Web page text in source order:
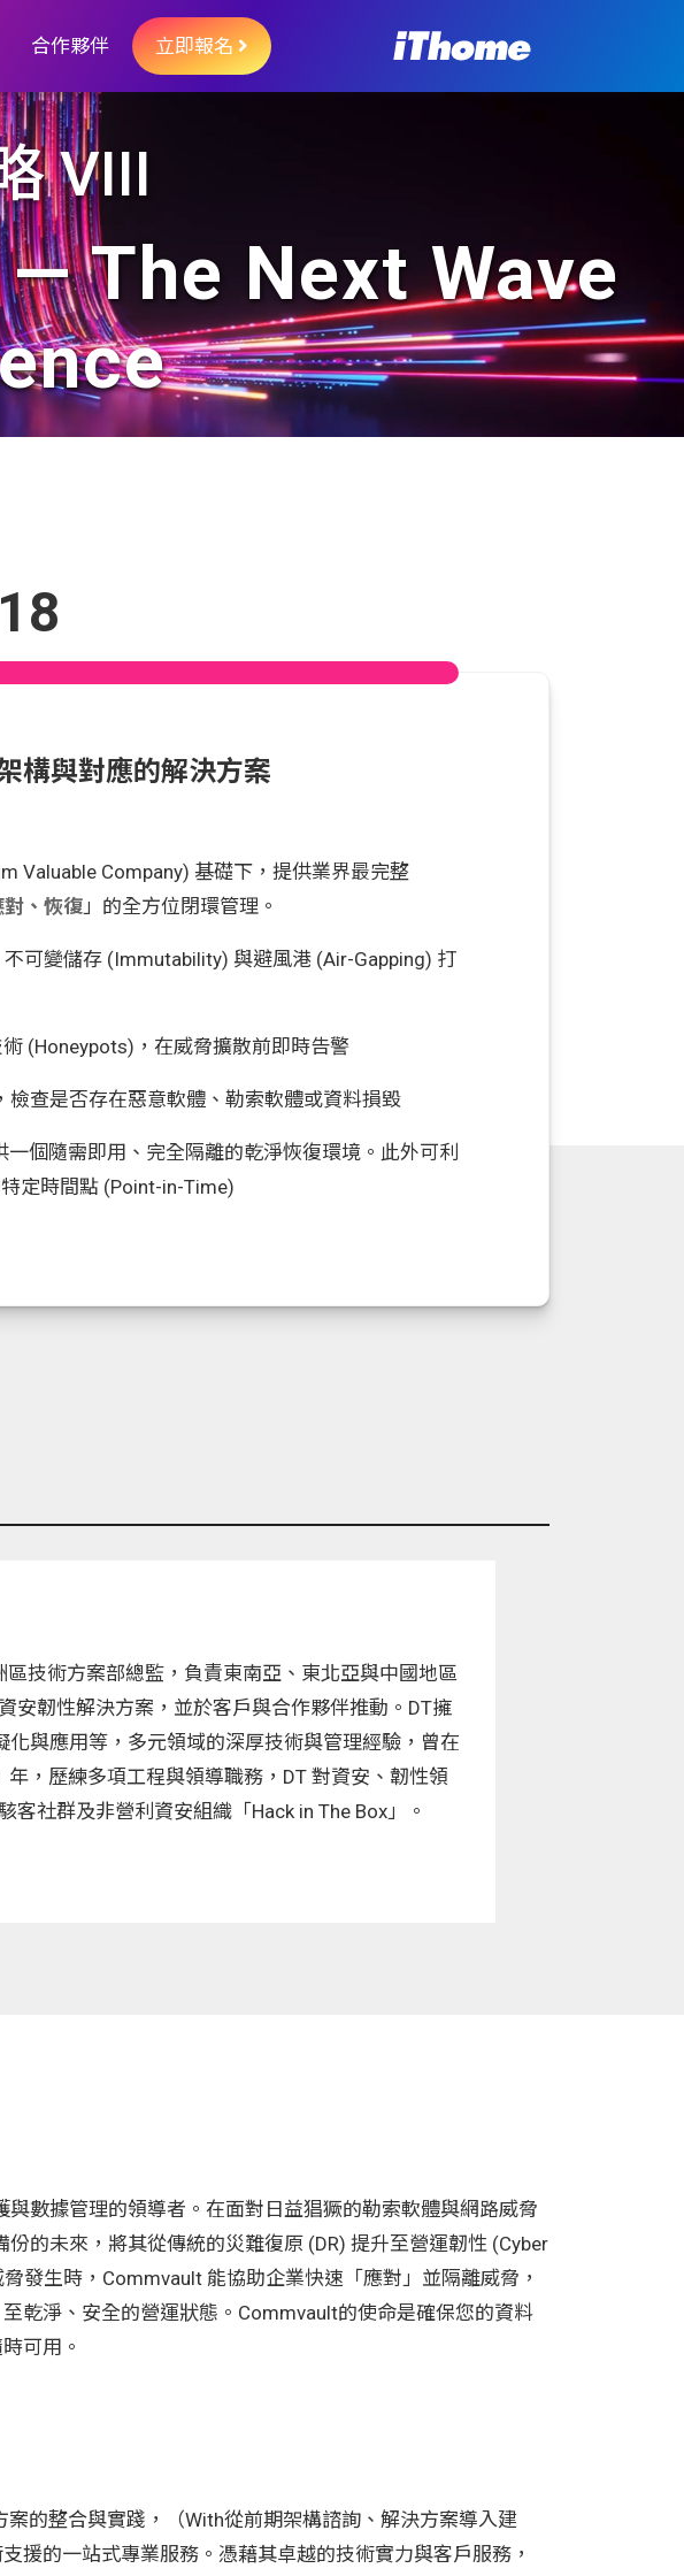
合作夥伴 立即報名
VIII
The Next Wave
構與對應的解決方案
Valuable Company) 基礎下，提供業界最完整
、恢復」的全方位閉環管理。
可變儲存 (Immutability) 與避風港 (Air-Gapping) 打
(Honeypots)，在威脅擴散前即時告警
檢查是否存在惡意軟體、勒索軟體或資料損毀
個隨需即用、完全隔離的乾淨恢復環境。此外可利
定時間點 (Point-in-Time)
區技術方案部總監，負責東南亞、東北亞與中國地區
安韌性解決方案，並於客戶與合作夥伴推動。DT擁
與應用等，多元領域的深厚技術與管理經驗，曾在
，歷練多項工程與領導職務，DT 對資安、韌性領
社群及非營利資安組織「Hack in The Box」。
數據管理的領導者。在面對日益猖獗的勒索軟體與網路威脅
的未來，將其從傳統的災難復原 (DR) 提升至營運韌性 (Cyber
發生時，Commvault 能協助企業快速「應對」並隔離威脅，
乾淨、安全的營運狀態。Commvault的使命是確保您的資料
可用。
的整合與實踐，（With從前期架構諮詢、解決方案導入建
援的一站式專業服務。憑藉其卓越的技術實力與客戶服務，